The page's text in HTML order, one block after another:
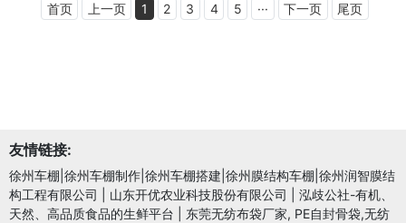
首页 上一页 1 2 3 4 5 ··· 下一页 尾页
友情链接:
徐州车棚|徐州车棚制作|徐州车棚搭建|徐州膜结构车棚|徐州润智膜结
构工程有限公司
山东开优农业科技股份有限公司
泓歧公社-有机、
天然、高品质食品的生鲜平台
东莞无纺布袋厂家, PE自封骨袋,无纺